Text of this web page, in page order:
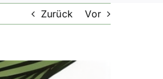
Zurück Vor